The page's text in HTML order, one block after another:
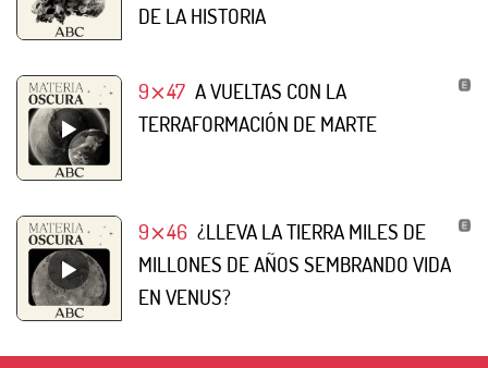
DE LA HISTORIA
9⨯47 A VUELTAS CON LA
TERRAFORMACIÓN DE MARTE
9⨯46 ¿LLEVA LA TIERRA MILES DE
MILLONES DE AÑOS SEMBRANDO VIDA
EN VENUS?